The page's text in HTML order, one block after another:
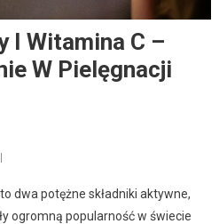
I Witamina C –
W Pielęgnacji
dwa potężne składniki aktywne,
ogromną popularność w świecie